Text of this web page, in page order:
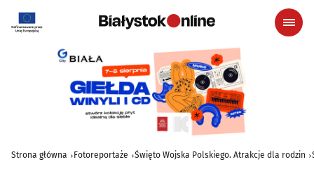
Strona główna Fotoreportaże Święto Wojska Polskiego. Atrakcje dla rodzin